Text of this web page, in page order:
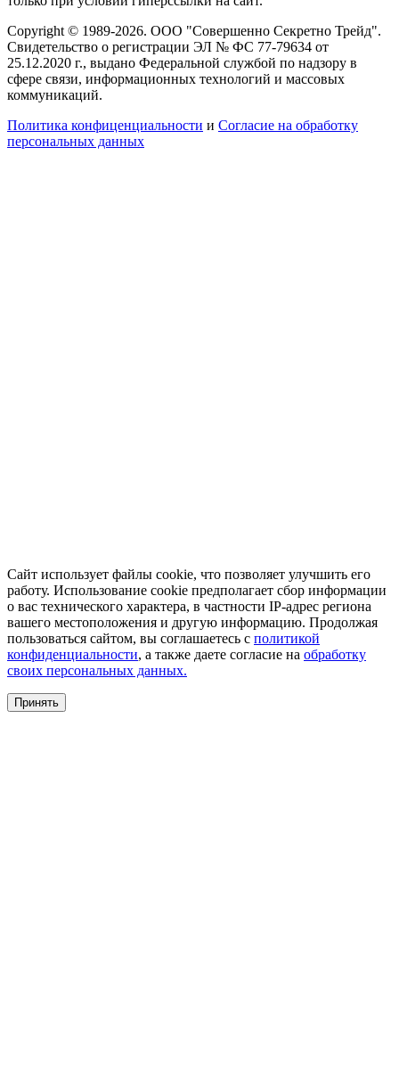
Copyright © 1989-2026. ООО "Совершенно Секретно Трейд".
Свидетельство о регистрации ЭЛ № ФС 77-79634 от
25.12.2020 г., выдано Федеральной службой по надзору в
сфере связи, информационных технологий и массовых
коммуникаций.
Политика конфиценциальности и Согласие на обработку
персональных данных
Сайт использует файлы cookie, что позволяет улучшить его
работу. Использование cookie предполагает сбор информации
о вас технического характера, в частности IP-адрес региона
вашего местоположения и другую информацию. Продолжая
пользоваться сайтом, вы соглашаетесь с политикой
конфиденциальности, а также даете согласие на обработку
своих персональных данных.
Принять